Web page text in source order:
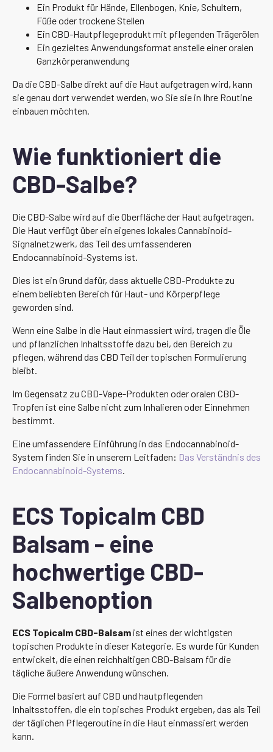
Ein Produkt für Hände, Ellenbogen, Knie, Schultern,
Füße oder trockene Stellen
Ein CBD-Hautpflegeprodukt mit pflegenden Trägerölen
Ein gezieltes Anwendungsformat anstelle einer oralen
Ganzkörperanwendung
Da die CBD-Salbe direkt auf die Haut aufgetragen wird, kann
sie genau dort verwendet werden, wo Sie sie in Ihre Routine
einbauen möchten.
Wie funktioniert die
CBD-Salbe?
Die CBD-Salbe wird auf die Oberfläche der Haut aufgetragen.
Die Haut verfügt über ein eigenes lokales Cannabinoid-
Signalnetzwerk, das Teil des umfassenderen
Endocannabinoid-Systems ist.
Dies ist ein Grund dafür, dass aktuelle CBD-Produkte zu
einem beliebten Bereich für Haut- und Körperpflege
geworden sind.
Wenn eine Salbe in die Haut einmassiert wird, tragen die Öle
und pflanzlichen Inhaltsstoffe dazu bei, den Bereich zu
pflegen, während das CBD Teil der topischen Formulierung
bleibt.
Im Gegensatz zu CBD-Vape-Produkten oder oralen CBD-
Tropfen ist eine Salbe nicht zum Inhalieren oder Einnehmen
bestimmt.
Eine umfassendere Einführung in das Endocannabinoid-
System finden Sie in unserem Leitfaden: Das Verständnis des
Endocannabinoid-Systems.
ECS Topicalm CBD
Balsam - eine
hochwertige CBD-
Salbenoption
ECS Topicalm CBD-Balsam ist eines der wichtigsten
topischen Produkte in dieser Kategorie. Es wurde für Kunden
entwickelt, die einen reichhaltigen CBD-Balsam für die
tägliche äußere Anwendung wünschen.
Die Formel basiert auf CBD und hautpflegenden
Inhaltsstoffen, die ein topisches Produkt ergeben, das als Teil
der täglichen Pflegeroutine in die Haut einmassiert werden
kann.